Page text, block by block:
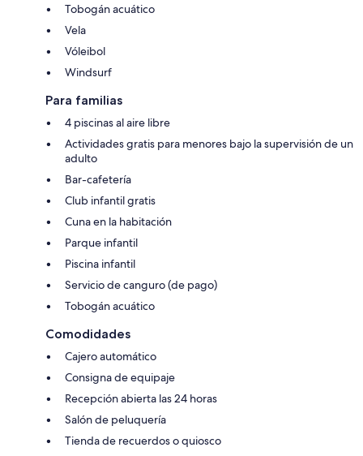
Tobogán acuático
Vela
Vóleibol
Windsurf
Para familias
4 piscinas al aire libre
Actividades gratis para menores bajo la supervisión de un
adulto
Bar-cafetería
Club infantil gratis
Cuna en la habitación
Parque infantil
Piscina infantil
Servicio de canguro (de pago)
Tobogán acuático
Comodidades
Cajero automático
Consigna de equipaje
Recepción abierta las 24 horas
Salón de peluquería
Tienda de recuerdos o quiosco